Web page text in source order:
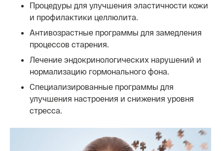
Процедуры для улучшения эластичности кожи
и профилактики целлюлита.
Антивозрастные программы для замедления
процессов старения.
Лечение эндокринологических нарушений и
нормализацию гормонального фона.
Специализированные программы для
улучшения настроения и снижения уровня
стресса.